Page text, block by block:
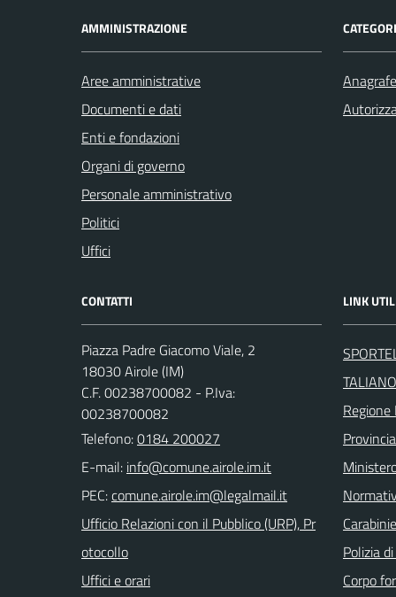
AMMINISTRAZIONE
Aree amministrative
Documenti e dati
Enti e fondazioni
Organi di governo
Personale amministrativo
Politici
Uffici
CONTATTI
Piazza Padre Giacomo Viale, 2
18030 Airole (IM)
C.F. 00238700082 - P.Iva:
00238700082
Telefono:0184 200027
E-mail:
PEC:
Ufficio Relazioni con il Pubblico (URP), Pr
otocollo
Uffici e orari
LINK
TALIANO
Regione
Polizia
Corpo